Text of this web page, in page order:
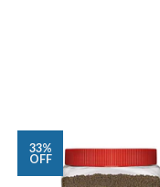
33%
OFF